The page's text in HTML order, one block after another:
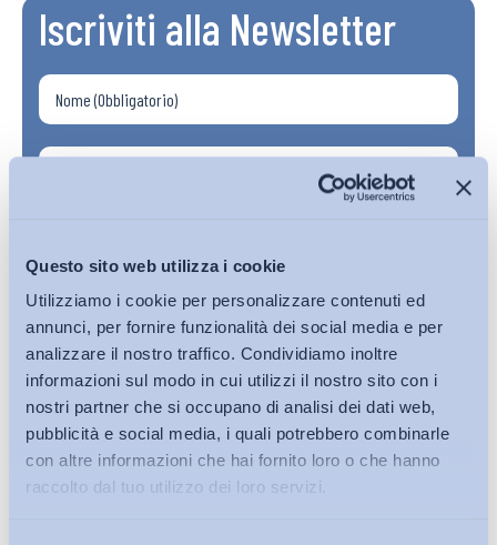
Questo sito web utilizza i cookie
Utilizziamo i cookie per personalizzare contenuti ed
annunci, per fornire funzionalità dei social media e per
analizzare il nostro traffico. Condividiamo inoltre
informazioni sul modo in cui utilizzi il nostro sito con i
nostri partner che si occupano di analisi dei dati web,
pubblicità e social media, i quali potrebbero combinarle
con altre informazioni che hai fornito loro o che hanno
raccolto dal tuo utilizzo dei loro servizi.
Iscriviti alla Newsletter